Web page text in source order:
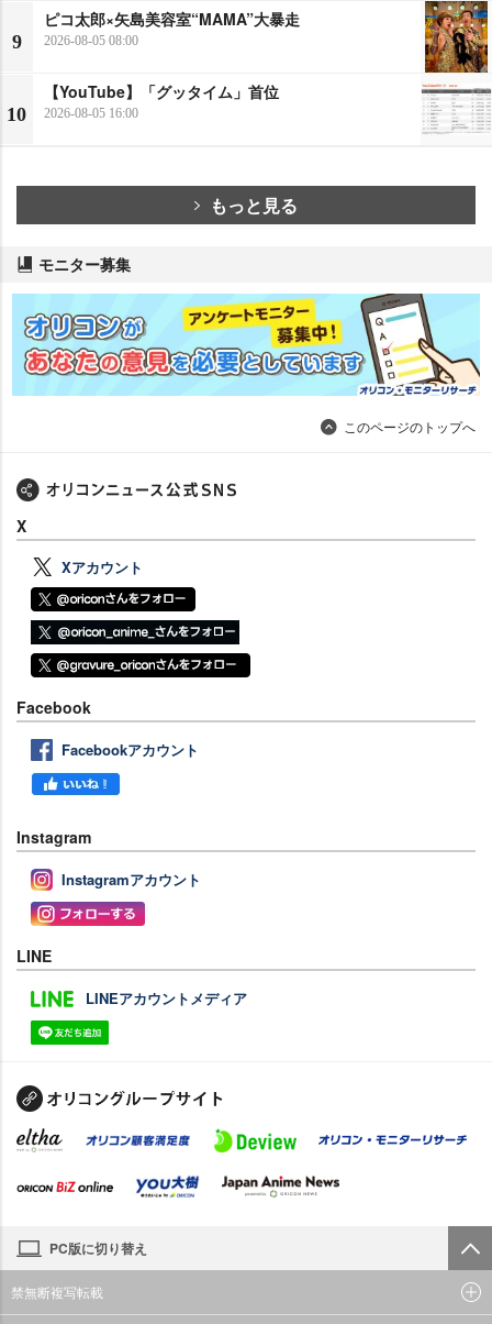
9
ピコ太郎×矢島美容室“MAMA”大暴走
2026-08-05 08:00
10
【YouTube】「グッタイム」首位
2026-08-05 16:00
もっと見る
モニター募集
このページのトップへ
X
Xアカウント
Facebook
Facebookアカウント
Instagram
Instagramアカウント
LINE
LINEアカウントメディア
PC版に切り替え
禁無断複写転載